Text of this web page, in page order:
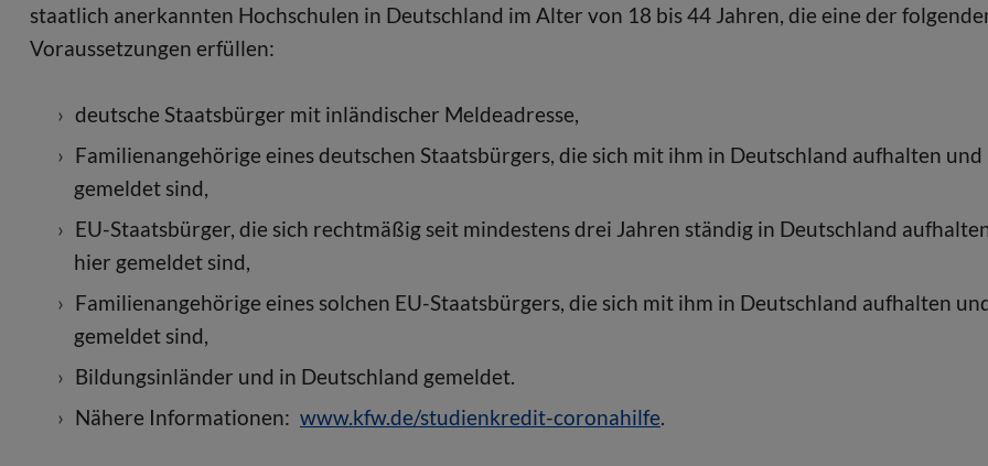
staatlich anerkannten Hochschulen in Deutschland im Alter von 18 bis 44 Jahren, die eine der
Voraussetzungen erfüllen:
deutsche Staatsbürger mit inländischer Meldeadresse,
Familienangehörige eines deutschen Staatsbürgers, die sich mit ihm in Deutschland aufhalten und
gemeldet sind,
EU-Staatsbürger, die sich rechtmäßig seit mindestens drei Jahren ständig in Deutschland
hier gemeldet sind,
Familienangehörige eines solchen EU-Staatsbürgers, die sich mit ihm in Deutschland aufhalten
gemeldet sind,
Bildungsinländer und in Deutschland gemeldet.
Nähere Informationen: www.kfw.de/studienkredit-coronahilfe.